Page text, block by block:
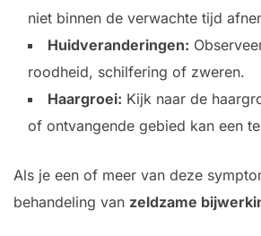
niet binnen de verwachte tijd
Huidveranderingen:
roodheid, schilfering of zweren.
Haargroei: Kijk naar de
of ontvangende gebied kan een
Als je een of meer van deze
behandeling van zeldzame